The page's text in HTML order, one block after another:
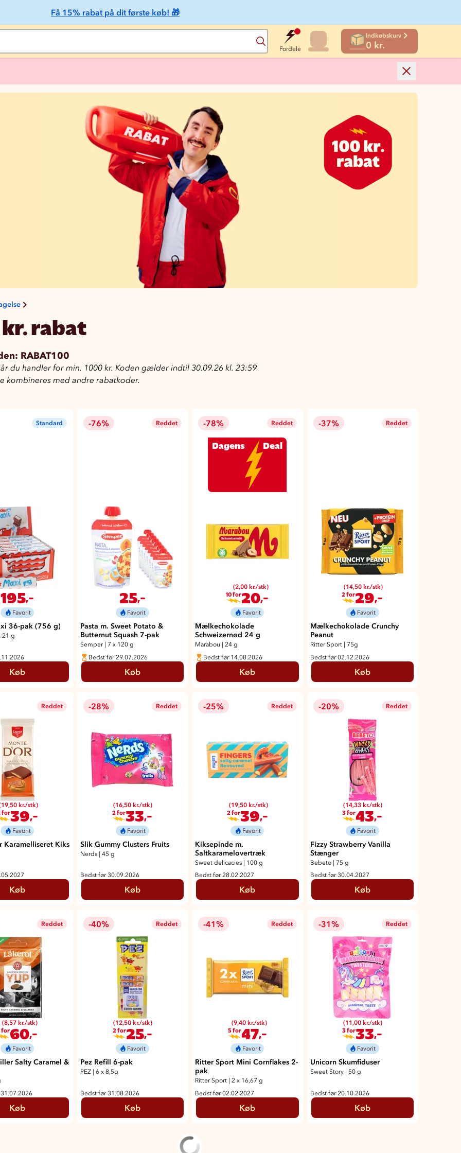
Få 15% rabat på dit første køb! 🎁
Søg
Fordele
Indkøbskurv
0 kr.
rabat
RABAT100
du handler for min. 1000 kr. Koden gælder indtil 30.09.26 kl. 23:59
kombineres med andre rabatkoder.
Standard
195,-
Favorit
36-pak (756 g)
21 g
Køb
-76% Reddet
25,-
Favorit
Pasta m. Sweet Potato &
Butternut Squash 7-pak
Semper
7 x 120 g
Bedst før 29.07.2026
Køb
-78% Reddet
Dagens Deal
(2,00 kr./stk)
10 for20,-
Favorit
Mælkechokolade
Schweizernød 24 g
Marabou
24 g
Bedst før 14.08.2026
Køb
-37% Reddet
(14,50 kr./stk)
2 for29,-
Favorit
Mælkechokolade Crunchy
Peanut
Ritter Sport
75g
Bedst før 02.12.2026
Køb
Reddet
kr./stk)
for39 ,-
Favorit
Karamelliseret Kiks
Køb
-28% Reddet
(16,50 kr./stk)
2 for33,-
Favorit
Slik Gummy Clusters Fruits
Nerds | 45 g
Bedst før 30.09.2026
Køb
-25% Reddet
(19,50 kr./stk)
2 for39 ,-
Favorit
Kiksepinde m.
Saltkaramelovertræk
Sweet delicacies | 100 g
Bedst før 28.02.2027
Køb
-20% Reddet
(14,33 kr./stk)
3 for43,-
Favorit
Fizzy Strawberry Vanilla
Stænger
Bebeto | 75 g
Bedst før 30.04.2027
Køb
Reddet
(8,57 kr./stk)
for60,-
Favorit
Salty Caramel &
Køb
-40% Reddet
(12,50 kr./stk)
2 for25,-
Favorit
Pez Refill 6-pak
PEZ 6 x 8,5g
Bedst før 31.08.2026
Køb
-41% Reddet
(9,40 kr./stk)
5 for47,-
Favorit
Ritter Sport Mini Cornflakes 2-
pak
Ritter Sport
2 x 16,67 g
Bedst før 02.02.2027
Køb
-31% Reddet
(11,00 kr./stk)
3 for33,-
Favorit
Unicorn Skumfiduser
Sweet Story 50 g
Bedst før 20.10.2026
Køb